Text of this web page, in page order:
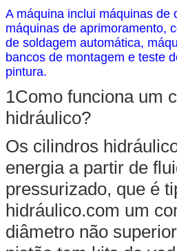
A máquina inclui máquinas de
máquinas de aprimoramento,
de soldagem automática,
bancos de montagem e teste
pintura.
1Como funciona um
hidráulico?
Os cilindros
energia a partir de
pressurizado, que é
hidráulico.com um
diâmetro não